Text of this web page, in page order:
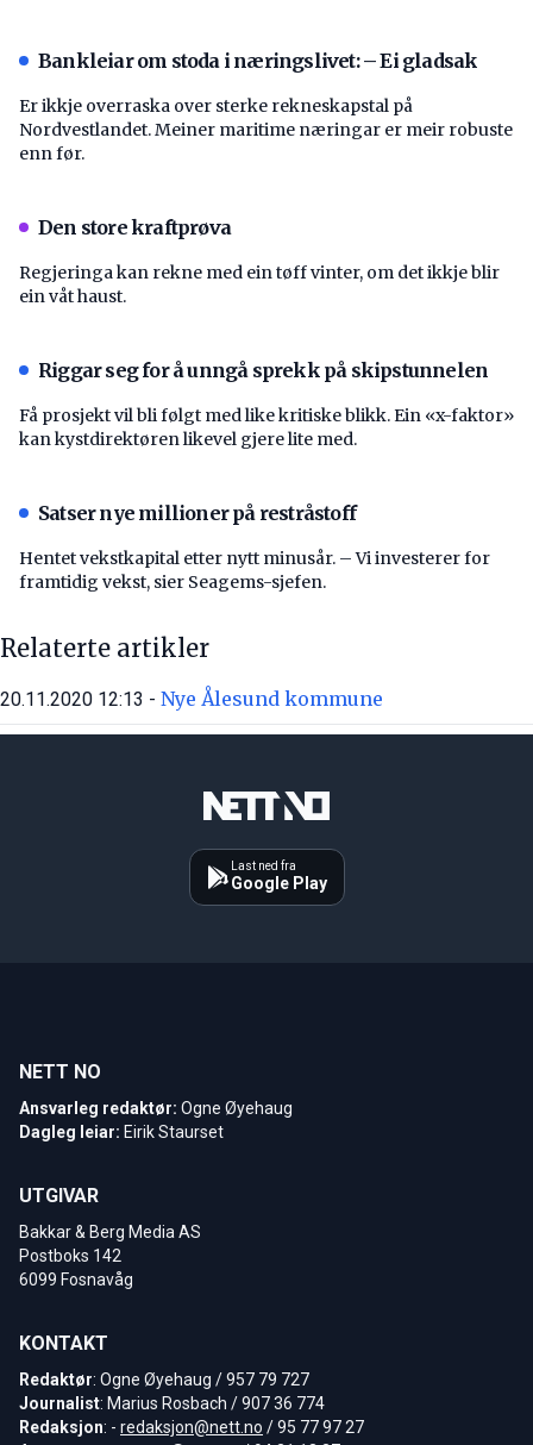
Bankleiar om stoda i næringslivet: – Ei gladsak
Er ikkje overraska over sterke rekneskapstal på
Nordvestlandet. Meiner maritime næringar er meir robuste
enn før.
Den store kraftprøva
Regjeringa kan rekne med ein tøff vinter, om det ikkje blir
ein våt haust.
Riggar seg for å unngå sprekk på skipstunnelen
Få prosjekt vil bli følgt med like kritiske blikk. Ein «x-faktor»
kan kystdirektøren likevel gjere lite med.
Satser nye millioner på restråstoff
Hentet vekstkapital etter nytt minusår. – Vi investerer for
framtidig vekst, sier Seagems-sjefen.
Relaterte artikler
20.11.2020 12:13 - Nye Ålesund kommune
Last ned fra
Google Play
NETT NO
Ansvarleg redaktør: Ogne Øyehaug
Dagleg leiar: Eirik Staurset
UTGIVAR
Bakkar & Berg Media AS
Postboks 142
6099 Fosnavåg
KONTAKT
Redaktør: Ogne Øyehaug / 957 79 727
Journalist: Marius Rosbach / 907 36 774
Redaksjon: - redaksjon@nett.no / 95 77 97 27